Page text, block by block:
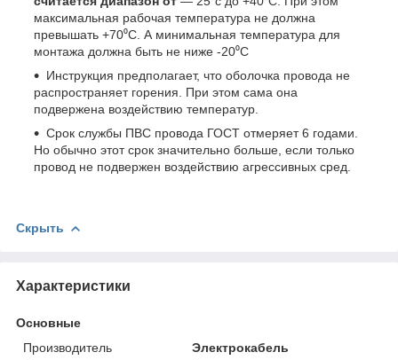
максимальная рабочая температура не должна
превышать +70⁰С. А минимальная температура для
монтажа должна быть не ниже -20⁰С
Инструкция предполагает, что оболочка провода не
распространяет горения. При этом сама она
подвержена воздействию температур.
Срок службы ПВС провода ГОСТ отмеряет 6 годами.
Но обычно этот срок значительно больше, если только
провод не подвержен воздействию агрессивных сред.
Скрыть
Характеристики
Основные
Производитель
Электрокабель